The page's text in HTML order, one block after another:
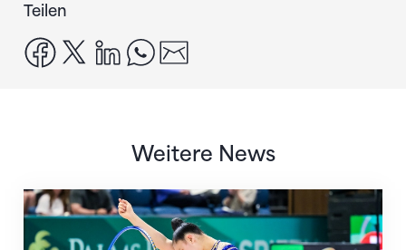
Teilen
facebook
x linkedinwhatsapp
Weitere News
Nächster Halt: Weltmeisterschaft